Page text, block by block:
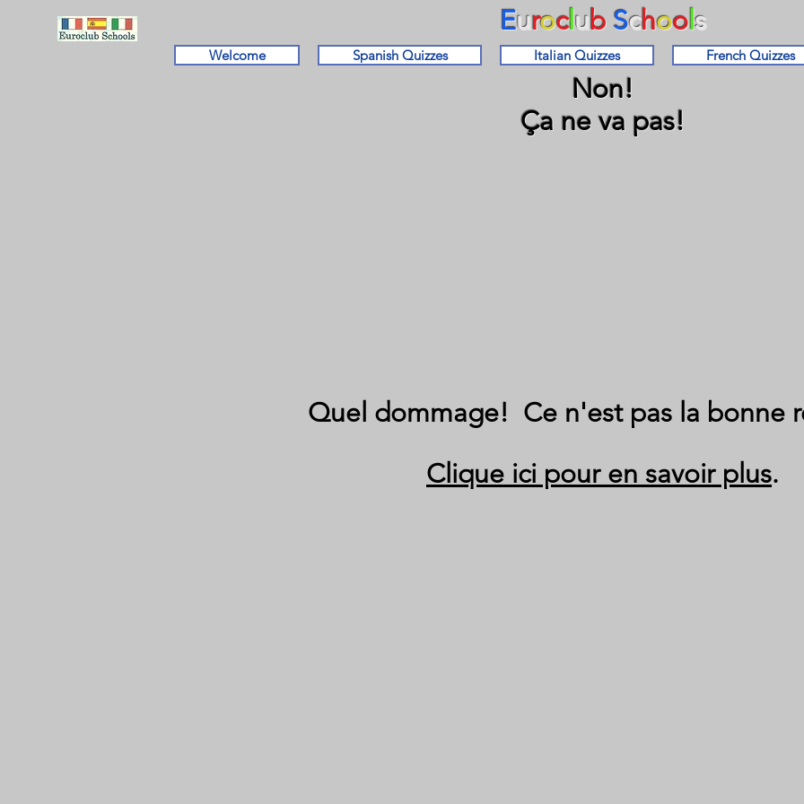
EuroclubSchools
Welcome Spanish Quizzes Italian Quizzes French Quizzes
Non!
Ça ne va pas!
Quel dommage! Ce n'est pas la bonne
Clique ici pour en savoir plus.